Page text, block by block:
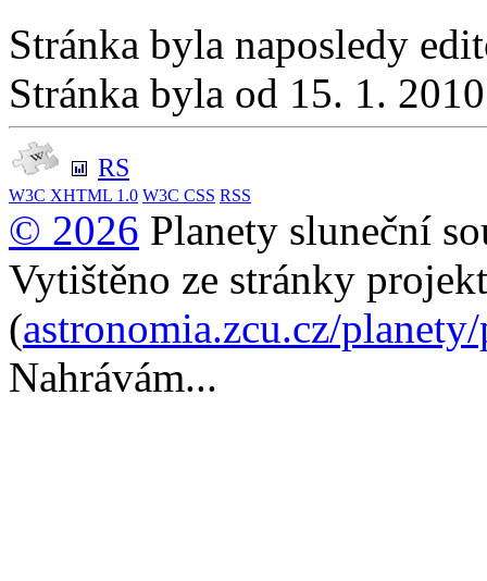
Stránka byla naposledy
Stránka byla od 15. 1.
RS
W3C XHTML 1.0 W3C CSS RSS
© 2026 Planety sluneční
Vytištěno ze stránky
(astronomia.zcu.cz/
Nahrávám...